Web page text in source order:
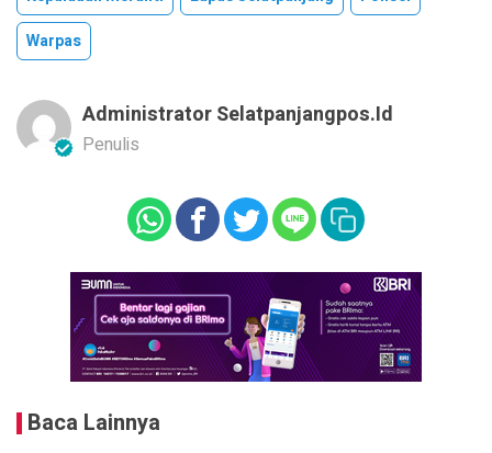
Warpas
Administrator Selatpanjangpos.id
Penulis
Baca Lainnya